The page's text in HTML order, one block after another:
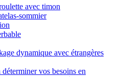
avec timon
sommier
dynamique avec étrangères
vos besoins en